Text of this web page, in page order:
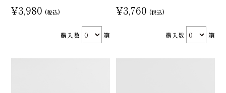
¥3,980 (税込)
購入数 箱
¥3,760 (税込)
購入数 箱